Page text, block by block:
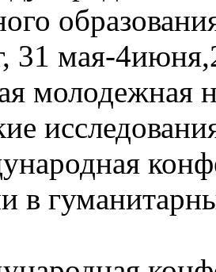
31 мая-
молодежная
в